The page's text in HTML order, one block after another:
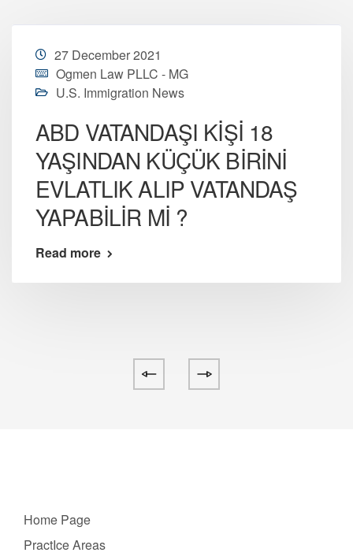
27 December 2021
Ogmen Law PLLC - MG
U.S. Immigration News
ABD VATANDAŞI KİŞİ 18
YAŞINDAN KÜÇÜK BİRİNİ
EVLATLIK ALIP VATANDAŞ
YAPABİLİR Mİ ?
Read more
Home Page
PractIce Areas